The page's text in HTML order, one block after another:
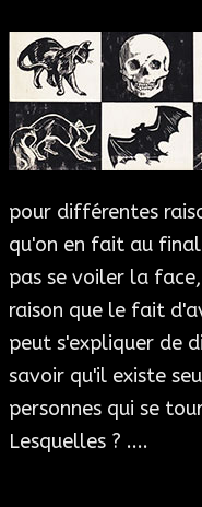
pour différentes
qu'on en fait au
pas se voiler la
raison que le fait
peut s'expliquer de
savoir qu'il existe
personnes qui se
Lesquelles ? ....